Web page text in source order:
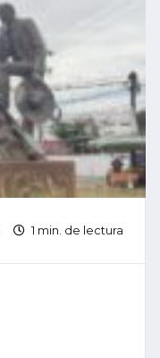
1 min. de lectura